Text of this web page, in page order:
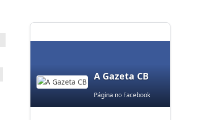
A Gazeta CB
Página no Facebook